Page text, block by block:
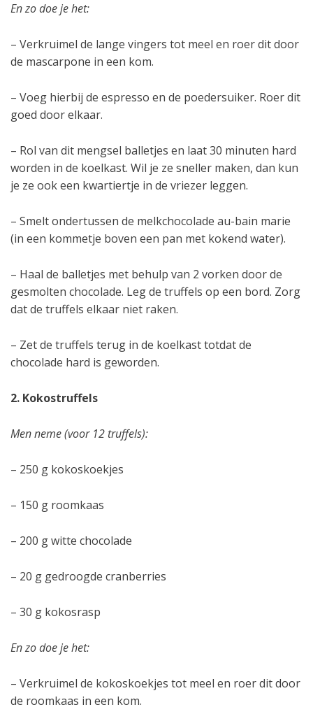
En zo doe je het:
– Verkruimel de lange vingers tot meel en roer dit door
de mascarpone in een kom.
– Voeg hierbij de espresso en de poedersuiker. Roer dit
goed door elkaar.
– Rol van dit mengsel balletjes en laat 30 minuten hard
worden in de koelkast. Wil je ze sneller maken, dan kun
je ze ook een kwartiertje in de vriezer leggen.
– Smelt ondertussen de melkchocolade au-bain marie
(in een kommetje boven een pan met kokend water).
– Haal de balletjes met behulp van 2 vorken door de
gesmolten chocolade. Leg de truffels op een bord. Zorg
dat de truffels elkaar niet raken.
– Zet de truffels terug in de koelkast totdat de
chocolade hard is geworden.
2. Kokostruffels
Men neme (voor 12 truffels):
– 250 g kokoskoekjes
– 150 g roomkaas
– 200 g witte chocolade
– 20 g gedroogde cranberries
– 30 g kokosrasp
En zo doe je het:
– Verkruimel de kokoskoekjes tot meel en roer dit door
de roomkaas in een kom.